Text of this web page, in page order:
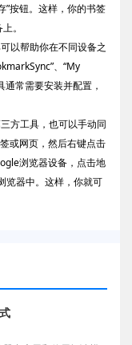
”按钮。这样，你的书签
。
以帮助你在不同设备之
、“My
常需要安装并配置，
方工具，也可以手动同
或网页，然后右键点击
浏览器设备，点击地
览器中。这样，你就可